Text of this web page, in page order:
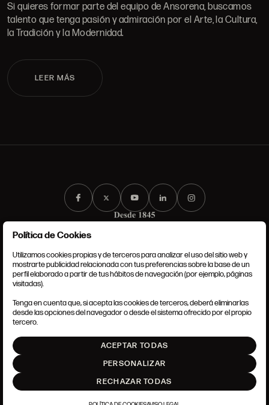
Si quieres formar parte del equipo de Ansorena, buscamos
talento que tenga pasión y admiración por el Arte, la Cultura,
la Tradición y la Modernidad.
LEER MÁS
CONDICIONES GENERALES
POLÍTICA DE COOKIES
AJUSTE DE COOKIES
Política de Cookies
Utilizamos cookies propias y de terceros para analizar el uso del sitio web y
mostrarte publicidad relacionada con tus preferencias sobre la base de un
perfil elaborado a partir de tus hábitos de navegación (por ejemplo, páginas
visitadas).
Tenga en cuenta que, si acepta las cookies de terceros, deberá eliminarlas
desde las opciones del navegador o desde el sistema ofrecido por el propio
tercero.
ACEPTAR TODAS
PERSONALIZAR
RECHAZAR TODAS